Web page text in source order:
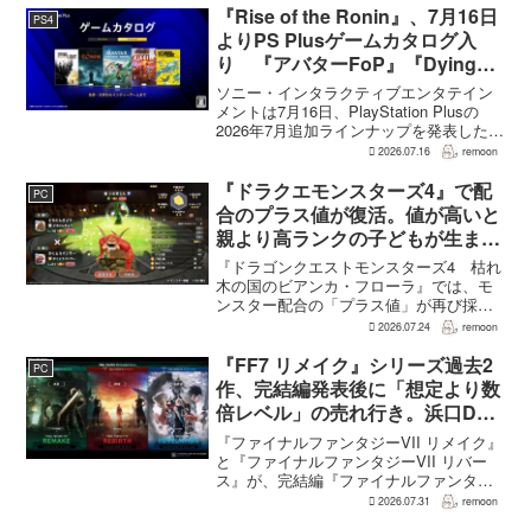
が、キャラクター数が多いため、作業量
はかなりのものにな...
PS4
『Rise of the Ronin』、7月16日
よりPS Plusゲームカタログ入
り 『アバターFoP』『Dying
Light』なども順次配信
ソニー・インタラクティブエンタテイン
メントは7月16日、PlayStation Plusの
2026年7月追加ラインナップを発表した。
幕末の日本を舞台とするTeam NINJAのオ
the Ron...
2026.07.16 remoon
PC
『ドラクエモンスターズ4』で配
合のプラス値が復活。値が高いと
親より高ランクの子どもが生まれ
ることも
『ドラゴンクエストモンスターズ4 枯れ
木の国のビアンカ・フローラ』では、モ
ンスター配合の「プラス値」が再び採用
される。配合を繰り返すことで数値が増
が高くなる補正がかかる。前作『ドラゴ
ンクエストモンスターズ...
2026.07.24 remoon
PC
『FF7 リメイク』シリーズ過去2
作、完結編発表後に「想定より数
倍レベル」の売れ行き。浜口Dが
明かす
『ファイナルファンタジーVII リメイク』
と『ファイナルファンタジーVII リバー
ス』が、完結編『ファイナルファンタジ
ーVII リベレーション』の発表後、「我々
2026.07.31 remoon